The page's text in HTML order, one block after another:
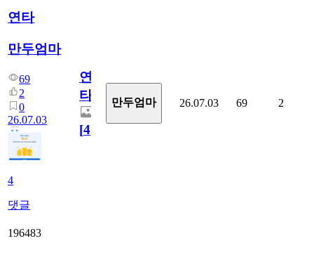
연타
만두엄마
69
2
0
26.07.03
4
댓글
연
타
[4]
만두엄마 26.07.03 69 2
196483